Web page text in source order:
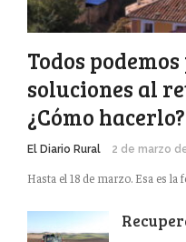
Todos
soluciones al
¿Cómo hacerlo?
El Diario Rural 2 de marzo
Hasta el 18 de marzo. Esa es la